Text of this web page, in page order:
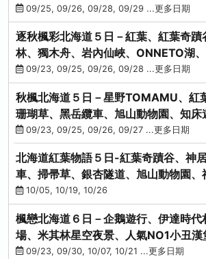
丑漢堡、洞爺花火
09/25, 09/26, 09/28, 09/29 ...更多日期
逐秋楓彩北海道５日－紅葉、紅葉奇蹟
林、獨木舟、岩內仙峽、ONNETO湖
峠、豐平峽、螃蟹溫泉
09/23, 09/25, 09/26, 09/28 ...更多日期
秋楓北海道５日－星野TOMAMU、紅
珊瑚草、黑岳纜車、旭山動物園、知床
和牛吃到飽
09/23, 09/25, 09/26, 09/27 ...更多日期
北海道紅葉物語５日-紅葉奇蹟谷、神
車、掃帚草、銀杏隧道、旭山動物園、
場、冰的美術館
10/05, 10/19, 10/26
楓戀北海道６日－企鵝遊行、伊達時代
場、米其林星空夜景、人氣NO1小丑漢
幻燈遊步道、洞爺花火
09/23, 09/30, 10/07, 10/21 ...更多日期